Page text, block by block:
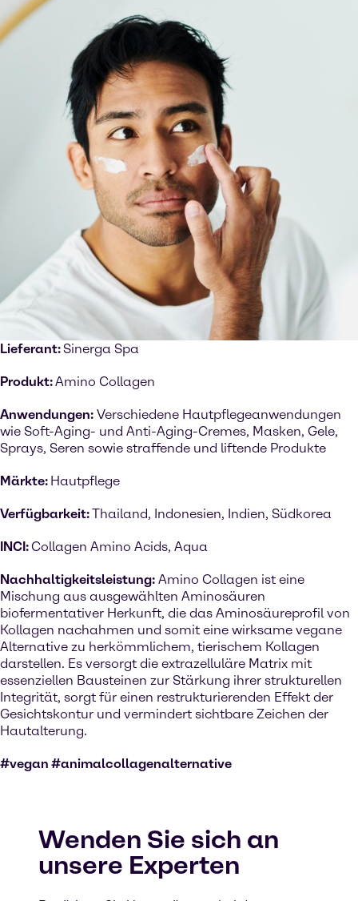
Lieferant:Sinerga Spa
Produkt:Amino Collagen
Anwendungen: Verschiedene Hautpflegeanwendungen
wie Soft-Aging- und Anti-Aging-Cremes, Masken, Gele,
Sprays, Seren sowie straffende und liftende Produkte
Märkte: Hautpflege
Verfügbarkeit:Thailand, Indonesien, Indien, Südkorea
INCI:Collagen Amino Acids, Aqua
Nachhaltigkeitsleistung: Amino Collagen ist eine
Mischung aus ausgewählten Aminosäuren
biofermentativer Herkunft, die das Aminosäureprofil von
Kollagen nachahmen und somit eine wirksame vegane
Alternative zu herkömmlichem, tierischem Kollagen
darstellen. Es versorgt die extrazelluläre Matrix mit
essenziellen Bausteinen zur Stärkung ihrer strukturellen
Integrität, sorgt für einen restrukturierenden Effekt der
Gesichtskontur und vermindert sichtbare Zeichen der
Hautalterung.
#vegan #animalcollagenalternative
Wenden Sie sich an
unsere Experten